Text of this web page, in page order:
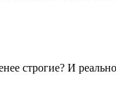
строгие? И